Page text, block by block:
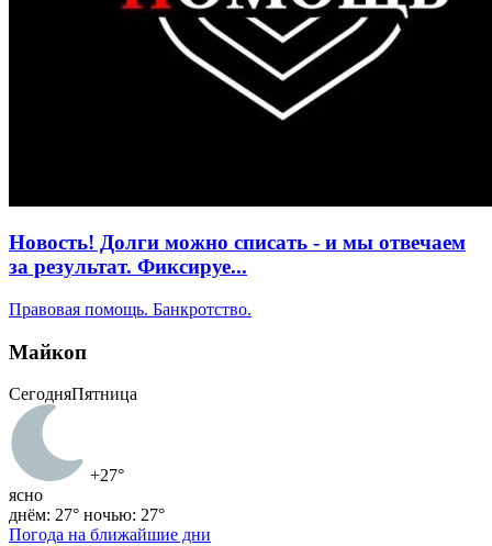
Новость! Долги можно списать - и мы отвечаем
за результат. Фиксируе...
Правовая помощь. Банкротство.
Майкоп
СегодняПятница
+27°
ясно
днём: 27° ночью: 27°
Погода на ближайшие дни